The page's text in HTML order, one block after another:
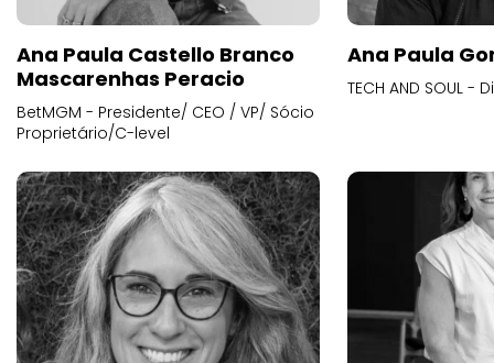
Ana Paula Castello Branco
Mascarenhas Peracio
BetMGM - Presidente/ CEO / VP/ Sócio
Proprietário/C-level
Ana Paula
TECH AND SOUL